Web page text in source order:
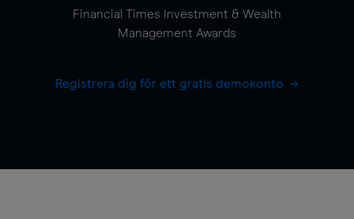
Financial Times Investment & Wealth
Management Awards
Registrera dig för ett gratis demokonto